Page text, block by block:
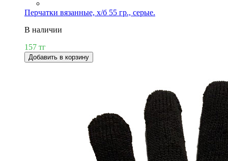
Перчатки вязанные, х/б 55 гр., серые.
В наличии
157 тг
Добавить в корзину